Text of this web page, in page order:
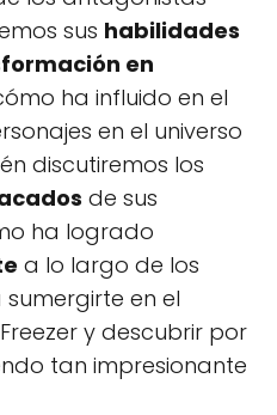
sus habilidades
en
ha influido en el
en el universo
discutiremos los
de sus
ha logrado
a lo largo de los
en el
y descubrir por
tan impresionante